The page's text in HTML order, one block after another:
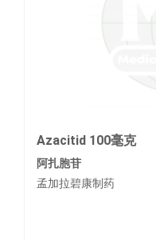
Azacitid 100毫克
阿扎胞苷
孟加拉碧康制药